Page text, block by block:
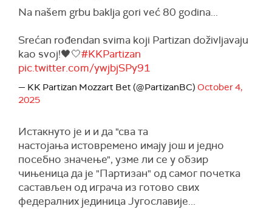
Na našem grbu baklja gori već 80 godina...
Srećan rođendan svima koji Partizan doživljavaju
kao svoj!🖤🤍#KKPartizan
pic.twitter.com/ywjbjSPy91
— KK Partizan Mozzart Bet (@PartizanBC) October 4,
2025
Истакнуто је и и да "сва та
настојања истовремено имају још и једно
посебно значење", узме ли се у обзир
чињеница да је "Партизан" од самог почетка
састављен од играча из готово свих
федералних јединица Југославије...